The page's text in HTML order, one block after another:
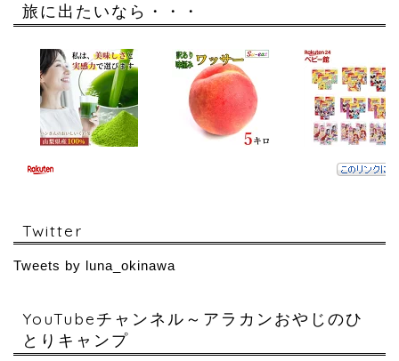
旅に出たいなら・・・
Twitter
Tweets by luna_okinawa
YouTubeチャンネル～アラカンおやじのひ
とりキャンプ